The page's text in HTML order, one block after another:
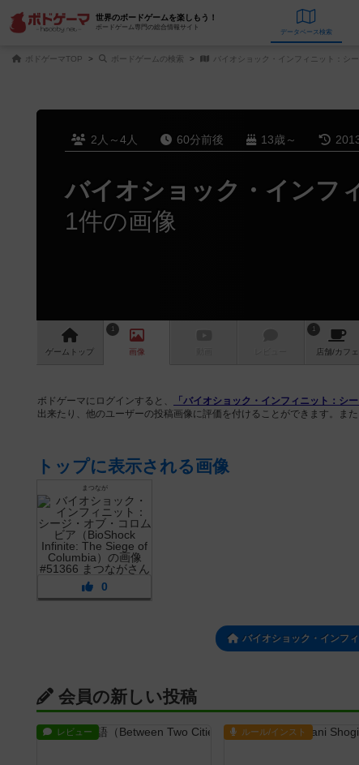
世界のボードゲームを楽しもう！
ボードゲーム専門の総合情報サイト
データベース
ボドゲーマTOP ボードゲームの検索 バイオショック・インフィニット：シ
2人～4人 60分前後 13歳～
バイオショック・インフ
1件の画像
ゲーム トップ
1
画像
1
店舗/カフェ
ボドゲーマにログインすると、 「バイオショック・インフィニット：
出来たり、他のユーザーの投稿画像に評価を付けることができます。ま
トップに表示される画像
まつなが
0
バイオショック・インフ
会員の新しい投稿
レビュー ルール/インスト